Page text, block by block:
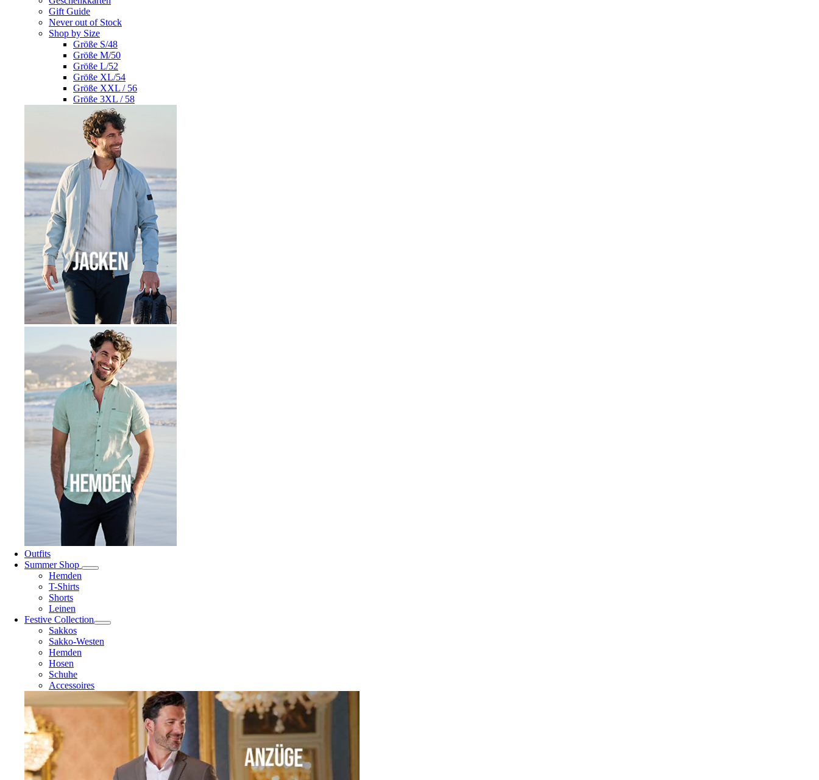
Gift Guide
Never out of Stock
Shop by Size
Größe S/48
Größe M/50
Größe L/52
Größe XL/54
Größe XXL / 56
Größe 3XL / 58
Outfits
Summer Shop
Hemden
T-Shirts
Shorts
Leinen
Festive Collection
Sakkos
Sakko-Westen
Hemden
Hosen
Schuhe
Accessoires